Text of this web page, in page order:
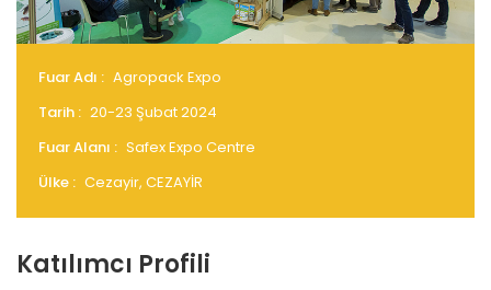
Fuar Adı : Agropack Expo
Tarih : 20-23 Şubat 2024
Fuar Alanı : Safex Expo Centre
Ülke : Cezayir, CEZAYİR
Katılımcı Profili